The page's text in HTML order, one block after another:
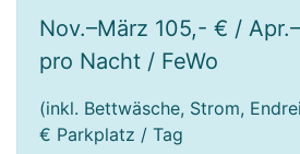
Nov.–März 105,- € /
pro Nacht / FeWo
(inkl. Bettwäsche, Strom,
€ Parkplatz / Tag